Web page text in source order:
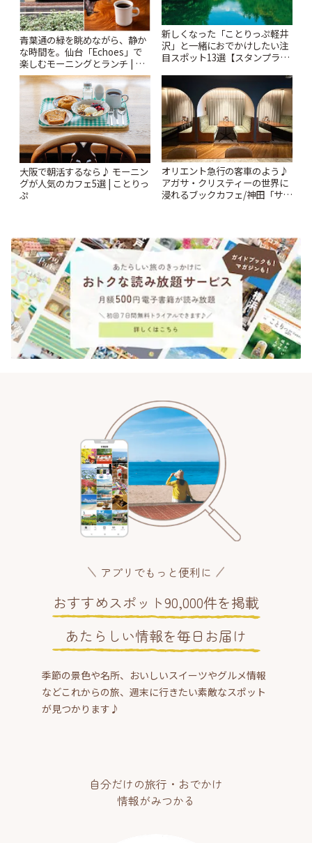
青葉通の緑を眺めながら、静か
な時間を。仙台「Echoes」で
楽しむモーニングとランチ | こ
とりっぷ
新しくなった「ことりっぷ軽井
沢」と一緒におでかけしたい注
目スポット13選【スタンプラリ
大阪で朝活するなら♪ モーニン
グが人気のカフェ5選 | ことりっ
ぷ
オリエント急行の客車のよう♪
アガサ・クリスティーの世界に
浸れるブックカフェ/神田「サロ
アプリでもっと便利に
おすすめスポット90,000件を掲載
あたらしい情報を毎日お届け
季節の景色や名所、おいしいスイーツやグルメ情報
などこれからの旅、週末に行きたい素敵なスポット
が見つかります♪
自分だけの旅行・おでかけ
情報がみつかる